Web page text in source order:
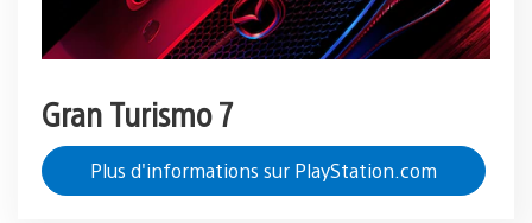
Gran Turismo 7
Plus d'informations sur PlayStation.com